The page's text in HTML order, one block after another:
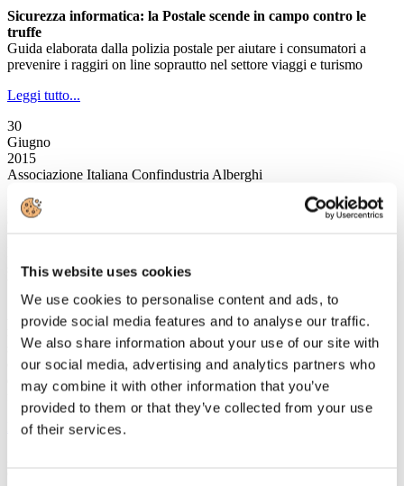
This website uses cookies
We use cookies to personalise content and ads, to
provide social media features and to analyse our traffic.
We also share information about your use of our site with
our social media, advertising and analytics partners who
may combine it with other information that you’ve
provided to them or that they’ve collected from your use
of their services.
Sicurezza informatica: la Postale scende in campo contro le
truffe
Guida elaborata dalla polizia postale per aiutare i consumatori a
prevenire i raggiri on line soprautto nel settore viaggi e turismo
Leggi tutto...
30
Giugno
2015
Associazione Italiana Confindustria Alberghi
Ristrutturazione e Digitalizzazione a portata di Bonus. I Tax Credit:
come funzionano e quali le opportunità per le aziende alberghiere
sede Confindustria Firenze
A seguito della recente pubblicazione in G.U. del decreto Tax Credit
ristrutturazione, che completa gli interventi pubblici a favore del
settore alberghiero, Associazione Italiana Confindustria Alberghi
organizza, per tutto il settore dell'hotellerie l'evento Ristrutturazione
e Digitalizzazione a portata di Bonus. I Tax Credit: come
funzionano e quali le opportunità per le aziende alberghiere.
Leggi tutto...